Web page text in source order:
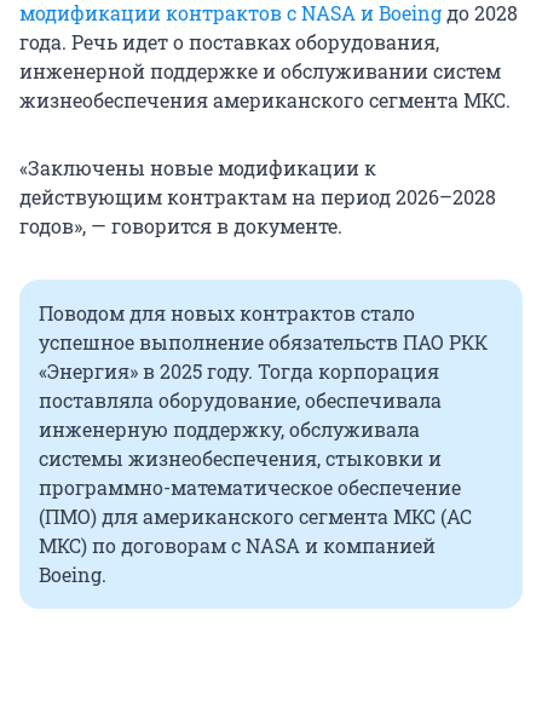
модификации контрактов с NASA и Boeingдо 2028
года. Речь идет о поставках оборудования,
инженерной поддержке и обслуживании систем
жизнеобеспечения американского сегмента МКС.
«Заключены новые модификации к
действующим контрактам на период 2026–2028
годов», — говорится в документе.
Поводом для новых контрактов стало
успешное выполнение обязательств ПАО РКК
«Энергия» в 2025 году. Тогда корпорация
поставляла оборудование, обеспечивала
инженерную поддержку, обслуживала
системы жизнеобеспечения, стыковки и
программно-математическое обеспечение
(ПМО) для американского сегмента МКС (АС
МКС) по договорам с NASA и компанией
Boeing.